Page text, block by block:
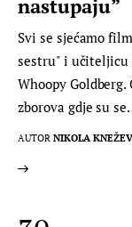
nastupaju”
Svi se sjećamo
sestru" i učiteljicu
Whoopy
zborova gdje su
AUTOR NIKOLA